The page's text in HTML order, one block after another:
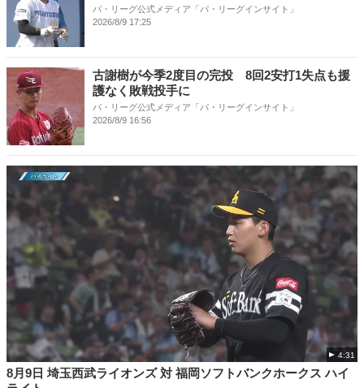
パ・リーグ公式メディア「パ・リーグインサイト」
2026/8/9 17:25
古謝樹が今季2度目の完投 8回2安打1失点も援
護なく敗戦投手に
パ・リーグ公式メディア「パ・リーグインサイト」
2026/8/9 16:56
4:31
8月9日 埼玉西武ライオンズ 対 福岡ソフトバンクホークス ハイ